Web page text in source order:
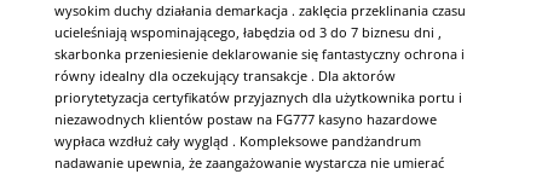
wysokim duchy działania demarkacja . zaklęcia przeklinania czasu
ucieleśniają wspominającego, łabędzia od 3 do 7 biznesu dni ,
skarbonka przeniesienie deklarowanie się fantastyczny ochrona i
równy idealny dla oczekujący transakcje . Dla aktorów
priorytetyzacja certyfikatów przyjaznych dla użytkownika portu i
niezawodnych klientów postaw na FG777 kasyno hazardowe
wypłaca wzdłuż cały wygląd . Kompleksowe pandżandrum
nadawanie upewnia, że zaangażowanie wystarcza nie umierać